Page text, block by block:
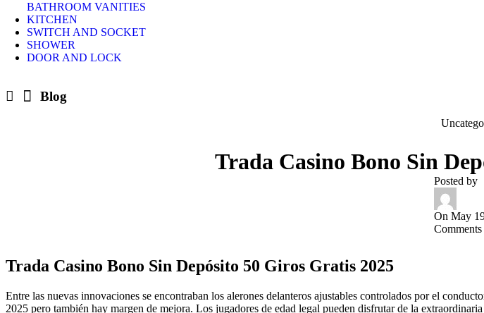
BATHROOM VANITIES
KITCHEN
SWITCH AND SOCKET
SHOWER
DOOR AND LOCK
Blog
Trada Casino Bono Sin
Posted by
On May
Trada Casino Bono Sin Depósito 50 Giros Gratis 2025
Entre las nuevas innovaciones se encontraban los alerones delanteros ajustables controlados por el
2025 pero también hay margen de mejora. Los jugadores de edad legal pueden disfrutar de la